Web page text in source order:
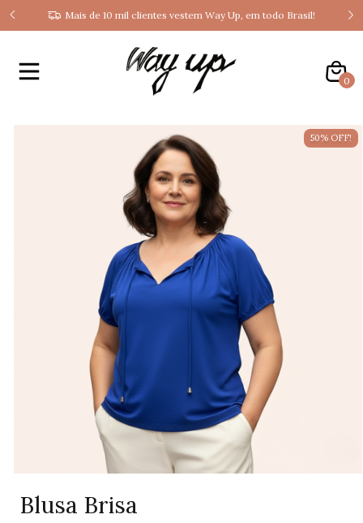
Brasil!
Ganhe 10% OFF na sua primeira compra: cadastre-se e
receba cupom!
0
50% OFF!
Blusa Brisa